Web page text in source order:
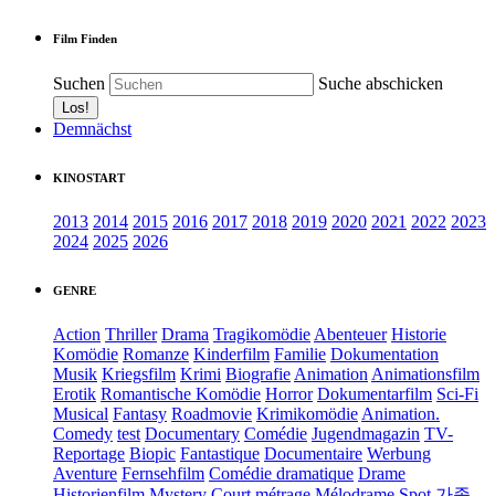
Film Finden
Suchen Suche abschicken
Demnächst
KINOSTART
2013 2014 2015 2016 2017 2018 2019 2020 2021 2022 2023
2024 2025 2026
GENRE
Action Thriller Drama Tragikomödie Abenteuer Historie
Komödie Romanze Kinderfilm Familie Dokumentation
Musik Kriegsfilm Krimi Biografie Animation Animationsfilm
Erotik Romantische Komödie Horror Dokumentarfilm Sci-Fi
Musical Fantasy Roadmovie Krimikomödie Animation.
Comedy test Documentary Comédie Jugendmagazin TV-
Reportage Biopic Fantastique Documentaire Werbung
Aventure Fernsehfilm Comédie dramatique Drame